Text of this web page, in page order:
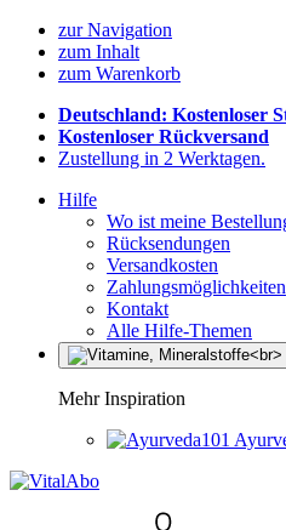
zur Navigation
zum Inhalt
zum Warenkorb
Deutschland: Kostenloser
Kostenloser Rückversand
Zustellung in 2 Werktagen.
Hilfe
Wo ist meine
Rücksendungen
Versandkosten
Zahlungsmöglichkeiten
Kontakt
Alle Hilfe-Themen
Mehr Inspiration